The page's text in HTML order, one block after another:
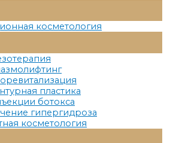
Меню
косметология
Меню
пластика
ботокса
гипергидроза
косметология